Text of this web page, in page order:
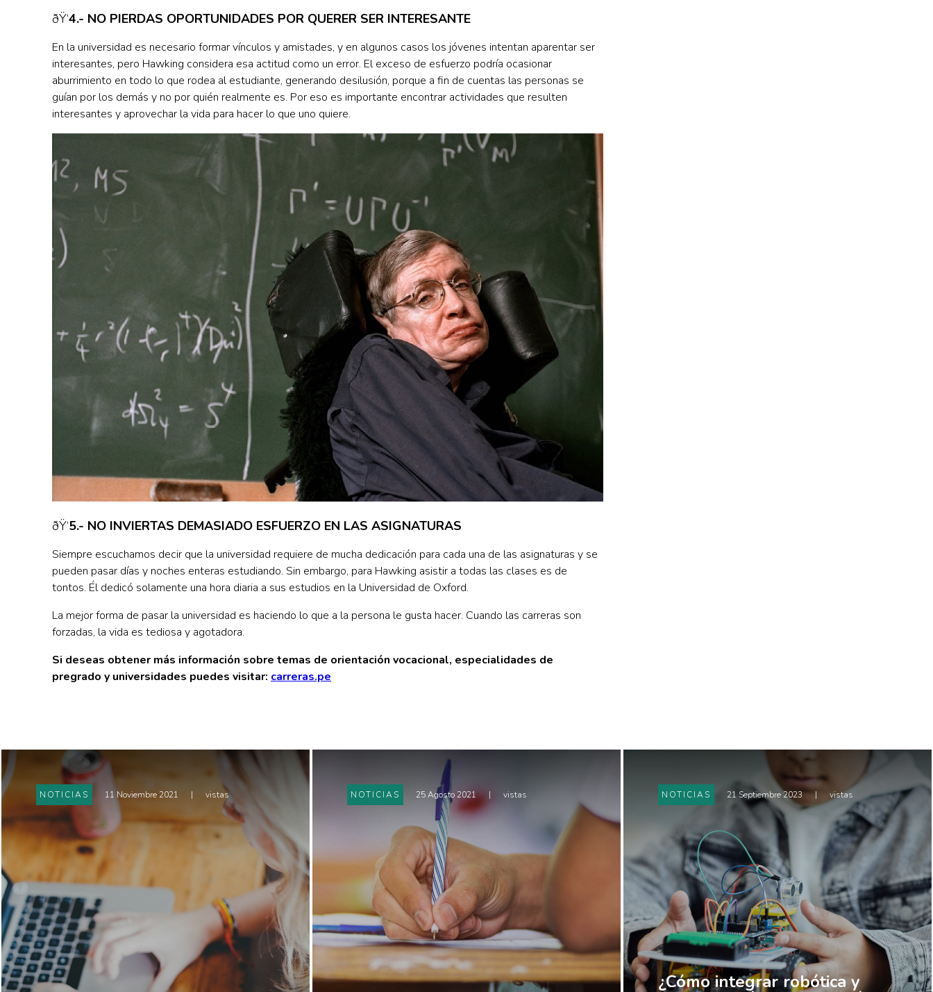
ðŸ‘4.- NO PIERDAS OPORTUNIDADES POR QUERER SER INTERESANTE
En la universidad es necesario formar vínculos y amistades, y en algunos casos los jóvenes intentan aparentar ser
interesantes, pero Hawking considera esa actitud como un error. El exceso de esfuerzo podría ocasionar
aburrimiento en todo lo que rodea al estudiante, generando desilusión, porque a fin de cuentas las personas se
guían por los demás y no por quién realmente es. Por eso es importante encontrar actividades que resulten
interesantes y aprovechar la vida para hacer lo que uno quiere.
ðŸ‘5.- NO INVIERTAS DEMASIADO ESFUERZO EN LAS ASIGNATURAS
Siempre escuchamos decir que la universidad requiere de mucha dedicación para cada una de las asignaturas y se
pueden pasar días y noches enteras estudiando. Sin embargo, para Hawking asistir a todas las clases es de
tontos. Él dedicó solamente una hora diaria a sus estudios en la Universidad de Oxford.
La mejor forma de pasar la universidad es haciendo lo que a la persona le gusta hacer. Cuando las carreras son
forzadas, la vida es tediosa y agotadora.
Si deseas obtener más información sobre temas de orientación vocacional, especialidades de
pregrado y universidades puedes visitar: carreras.pe
NOTICIAS 11 Noviembre 2021 | vistas NOTICIAS 25 Agosto 2021 | vistas NOTICIAS 21 Septiembre 2023 | vistas
¿Cómo integrar robótica y